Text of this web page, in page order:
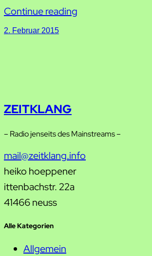
Continue reading
2. Februar 2015
ZEITKLANG
– Radio jenseits des Mainstreams –
mail@zeitklang.info
heiko hoeppener
ittenbachstr. 22a
41466 neuss
Alle Kategorien
Allgemein